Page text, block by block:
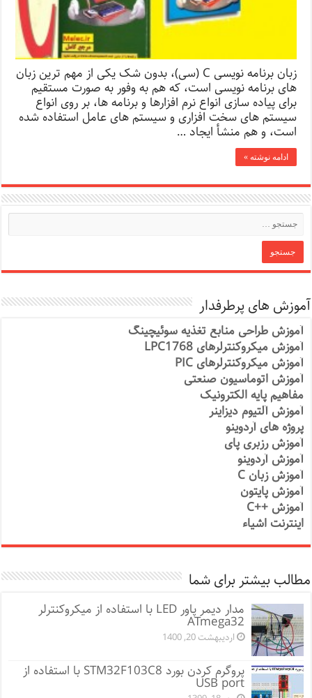
زبان برنامه نویسی C (سی)، بدون شک یکی از مهم ترین زبان
های برنامه نویسی است، که هم به وفور به صورت مستقیم
برای پیاده سازی انواع نرم افزارها و برنامه ها، بر روی انواع
سیستم های سخت افزاری و سیستم های عامل استفاده شده
است، و هم منشأ ایجاد …
ادامه نوشته »
آموزش های پرطرفدار
آموزش طراحی منابع تغذیه سوئیچینگ
آموزش میکروکنترلرهای LPC1768
آموزش میکروکنترلرهای PIC
آموزش اتوماسیون صنعتی
مفاهیم پایه الکترونیک
آموزش آلتیوم دیزاینر
پروژه های آردوینو
آموزش رزبری پای
آموزش آردوینو
آموزش زبان C
آموزش پایتون
آموزش ++C
اینترنت اشیاء
مطالب بیشتر برای شما
مدار دیمر پاور LED با استفاده از میکروکنترلر
ATmega32
اردیبهشت 20, 1400
پروگرم کردن بورد STM32F103C8 با استفاده از
USB port